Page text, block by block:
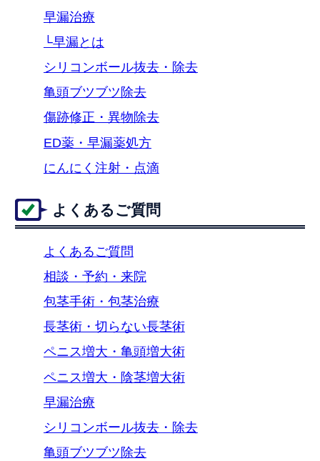
早漏治療
└早漏とは
シリコンボール抜去・除去
亀頭ブツブツ除去
傷跡修正・異物除去
ED薬・早漏薬処方
にんにく注射・点滴
よくあるご質問
よくあるご質問
相談・予約・来院
包茎手術・包茎治療
長茎術・切らない長茎術
ペニス増大・亀頭増大術
ペニス増大・陰茎増大術
早漏治療
シリコンボール抜去・除去
亀頭ブツブツ除去